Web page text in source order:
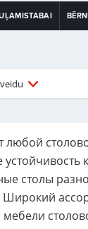
любой
столы